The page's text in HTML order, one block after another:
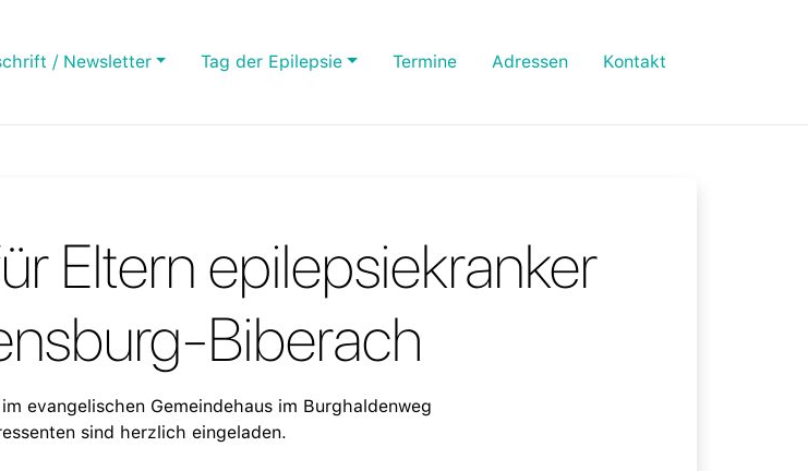
/ Newsletter Tag der Epilepsie Termine Adressen Kontakt
Eltern epilepsiekranker
Biberach
evangelischen Gemeindehaus im Burghaldenweg
sind herzlich eingeladen.